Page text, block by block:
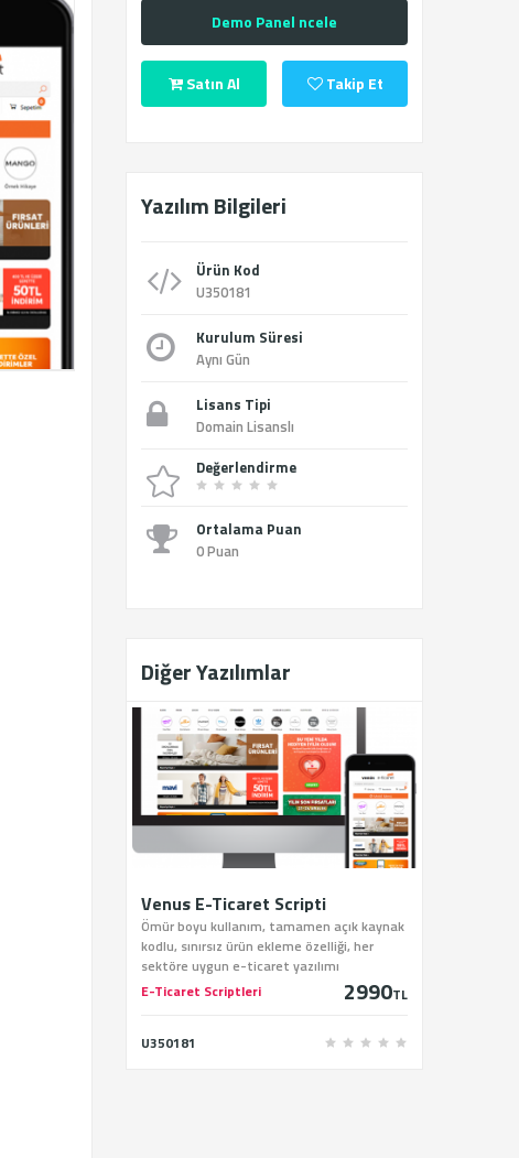
Demo Panel ncele
Satın Al Takip Et
Yazılım Bilgileri
Ürün Kod
U350181
Kurulum Süresi
Aynı Gün
Lisans Tipi
Domain Lisanslı
Değerlendirme
Ortalama Puan
0 Puan
Diğer Yazılımlar
Venus E-Ticaret Scripti
Ömür boyu kullanım, tamamen açık kaynak
kodlu, sınırsız ürün ekleme özelliği, her
sektöre uygun e-ticaret yazılımı
E-Ticaret Scriptleri
2990TL
U350181